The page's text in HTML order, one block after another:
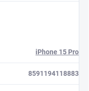
iPhone 15 Pro
8591194118883